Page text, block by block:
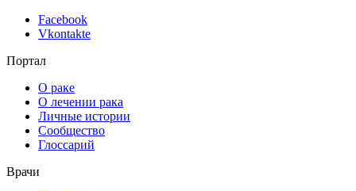
Facebook
Vkontakte
Портал
О раке
О лечении рака
Личные истории
Сообщество
Глоссарий
Врачи